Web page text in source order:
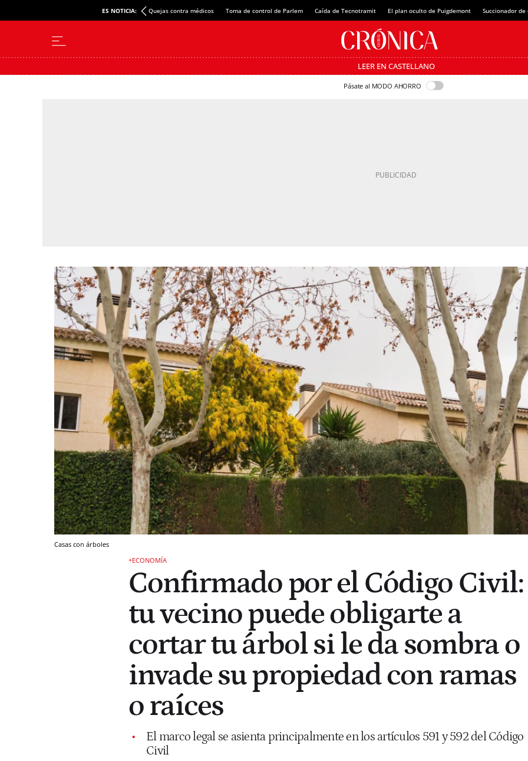
ES NOTICIA: Quejas contra médicos Toma de control de Parlem Caída de Tecnotramit El plan oculto de Puigdemont Succionador
LEER EN CASTELLANO
Pásate al MODO AHORRO
Casas con árboles
+ECONOMÍA
Confirmado por el Código Civil:
tu vecino puede obligarte a
cortar tu árbol si le da sombra o
invade su propiedad con ramas
o raíces
El marco legal se asienta principalmente en los artículos 591 y 592 del Código
Civil